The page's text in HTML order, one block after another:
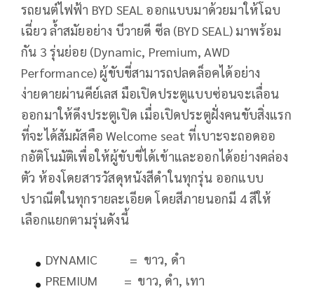
รถยนต์ไฟฟ้า BYD SEAL ออกแบบมาด้วยมาให้โฉบ
เฉี่ยว ล้ำสมัยอย่าง บีวายดี ซีล (BYD SEAL) มาพร้อม
กัน 3 รุ่นย่อย (Dynamic, Premium, AWD
Performance) ผู้ขับขี่สามารถปลดล็อคได้อย่าง
ง่ายดายผ่านคีย์เลส มือเปิดประตูแบบซ่อนจะเลื่อน
ออกมาให้ดึงประตูเปิด เมื่อเปิดประตูฝั่งคนขับสิ่งแรก
ที่จะได้สัมผัสคือ Welcome seat ที่เบาะจะถอดออ
กอัติโนมัติเพื่อให้ผู้ขับขี่ได้เข้าและออกได้อย่างคล่อง
ตัว ห้องโดยสารวัสดุหนังสีดำในทุกรุ่น ออกแบบ
ปราณีตในทุกรายละเอียด โดยสีภายนอกมี 4 สีให้
เลือกแยกตามรุ่นดังนี้
DYNAMIC = ขาว, ดำ
PREMIUM = ขาว, ดำ, เทา